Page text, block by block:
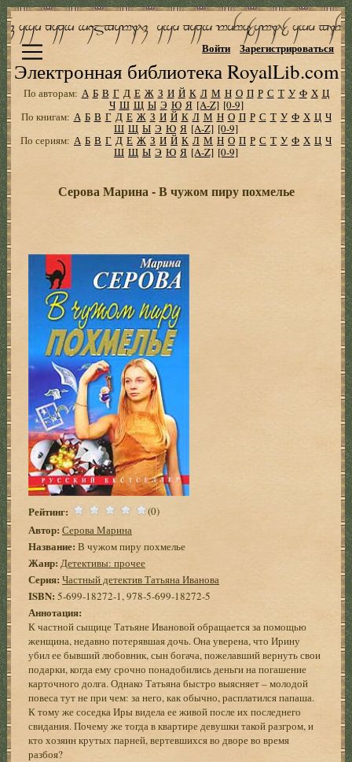
Электронная библиотека RoyalLib.com
Войти Зарегистрироваться
По авторам: А Б В Г Д Е Ж З И Й К Л М Н О П Р С Т У Ф Х Ц
Ч Ш Щ Ы Э Ю Я [A-Z] [0-9]
По книгам: А Б В Г Д Е Ж З И Й К Л М Н О П Р С Т У Ф Х Ц Ч
Ш Щ Ы Э Ю Я [A-Z] [0-9]
По сериям: А Б В Г Д Е Ж З И Й К Л М Н О П Р С Т У Ф Х Ц Ч
Ш Щ Ы Э Ю Я [A-Z] [0-9]
Серова Марина - В чужом пиру похмелье
Рейтинг: (0)
Автор: Серова Марина
Название: В чужом пиру похмелье
Жанр: Детективы: прочее
Серия: Частный детектив Татьяна Иванова
ISBN:5-699-18272-1, 978-5-699-18272-5
Аннотация:
К частной сыщице Татьяне Ивановой обращается за помощью
женщина, недавно потерявшая дочь. Она уверена, что Ирину
убил ее бывший любовник, сын богача, пожелавший вернуть свои
подарки, когда ему срочно понадобились деньги на погашение
карточного долга. Однако Татьяна быстро выясняет – молодой
повеса тут не при чем: за него, как обычно, расплатился папаша.
К тому же соседка Иры видела ее живой после их последнего
свидания. Почему же тогда в квартире девушки такой разгром, и
кто хозяин крутых парней, вертевшихся во дворе во время
разбоя?